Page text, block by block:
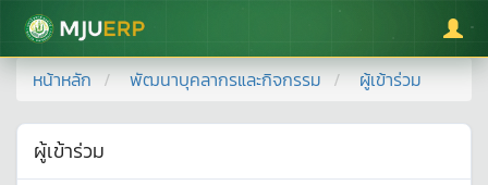
มหาวิทยาลัยแม่โจ้
หน้าหลัก พัฒนาบุคลากรและกิจกรรม ผู้เข้าร่วม
ผู้เข้าร่วม